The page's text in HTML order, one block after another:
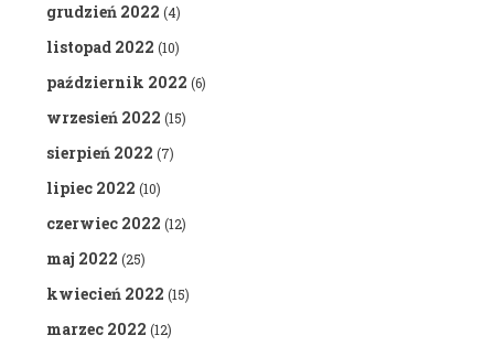
grudzień 2022 (4)
listopad 2022 (10)
październik 2022 (6)
wrzesień 2022 (15)
sierpień 2022 (7)
lipiec 2022 (10)
czerwiec 2022 (12)
maj 2022 (25)
kwiecień 2022 (15)
marzec 2022 (12)